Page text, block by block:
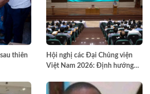
thiên
Hội nghị các Đại Chủng viện
Việt Nam 2026: Định hướng